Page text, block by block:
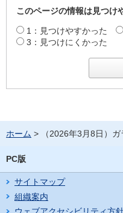
このページの情報は見つけ
1：見つけやすかった
3：見つけにくかった
ホーム > （2026年3月8日）ガ
PC版
サイトマップ
組織案内